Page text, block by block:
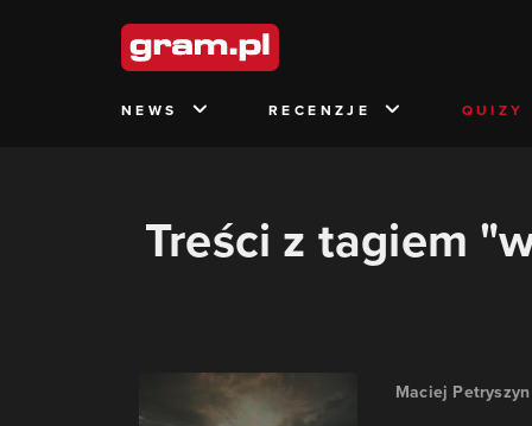
NEWS RECENZJE QUIZY
Treści z tagiem
Maciej Petryszyn